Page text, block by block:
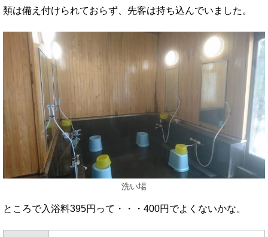
類は備え付けられておらず、先客は持ち込んでいました。
洗い場
ところで入浴料395円って・・・400円でよくないかな。